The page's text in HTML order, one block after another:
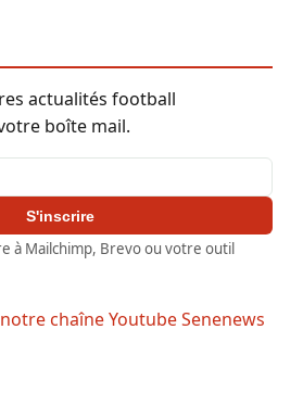
actualités football
boîte mail.
S'inscrire
à Mailchimp, Brevo ou votre outil